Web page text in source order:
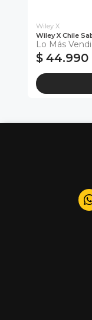
Wiley X
Wiley X Chile
Lo Más
$ 44.990